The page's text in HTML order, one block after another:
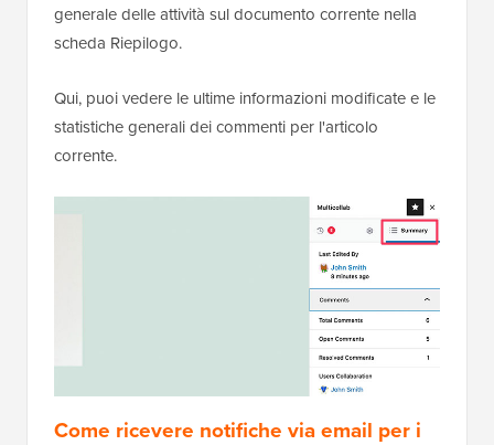
generale delle attività sul documento corrente nella
scheda Riepilogo.
Qui, puoi vedere le ultime informazioni modificate e le
statistiche generali dei commenti per l'articolo
corrente.
Come ricevere notifiche via email per i